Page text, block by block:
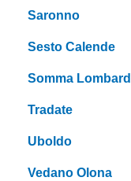
Saronno
Sesto Calende
Somma
Tradate
Uboldo
Vedano Olona